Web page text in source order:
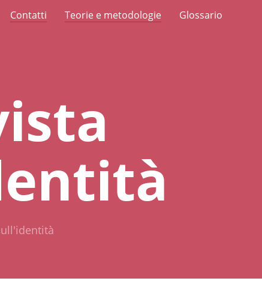
Contatti Teorie e metodologie Glossario